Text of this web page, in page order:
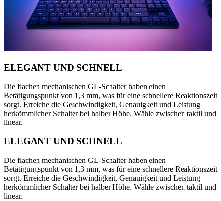
ELEGANT UND SCHNELL
Die flachen mechanischen GL-Schalter haben einen
Betätigungspunkt von 1,3 mm, was für eine schnellere Reaktionszeit
sorgt. Erreiche die Geschwindigkeit, Genauigkeit und Leistung
herkömmlicher Schalter bei halber Höhe. Wähle zwischen taktil und
linear.
ELEGANT UND SCHNELL
Die flachen mechanischen GL-Schalter haben einen
Betätigungspunkt von 1,3 mm, was für eine schnellere Reaktionszeit
sorgt. Erreiche die Geschwindigkeit, Genauigkeit und Leistung
herkömmlicher Schalter bei halber Höhe. Wähle zwischen taktil und
linear.